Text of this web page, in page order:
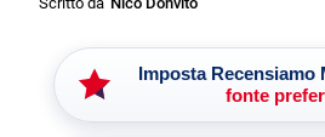
Imposta Recensiamo
fonte